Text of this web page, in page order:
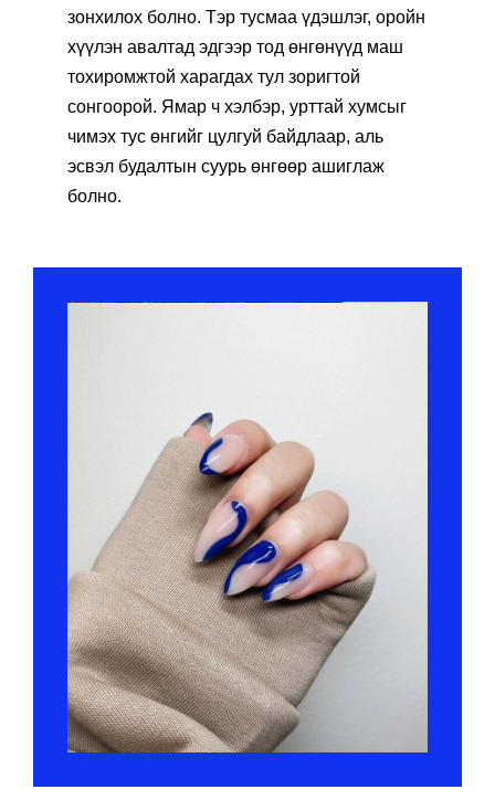
зонхилох болно. Тэр тусмаа үдэшлэг, оройн
хүүлэн авалтад эдгээр тод өнгөнүүд маш
тохиромжтой харагдах тул зоригтой
сонгоорой. Ямар ч хэлбэр, урттай хумсыг
чимэх тус өнгийг цулгуй байдлаар, аль
эсвэл будалтын суурь өнгөөр ашиглаж
болно.